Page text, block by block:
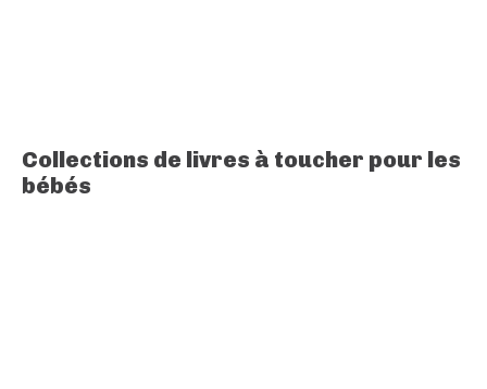
Collections de livres à toucher pour les
bébés